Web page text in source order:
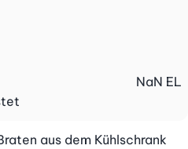
NaN EL
aus dem Kühlschrank